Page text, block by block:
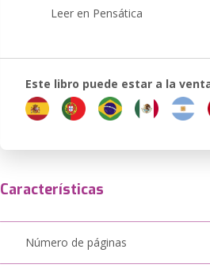
Leer en Pensática
Este libro puede estar a la
Características
Número de páginas